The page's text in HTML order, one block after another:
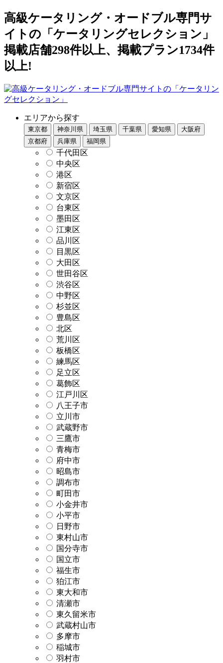
高級ケータリング・オードブル専門サ
イトの「ケータリングセレクション」
掲載店舗298件以上、掲載プラン1734件
以上!
エリアから探す
東京都 神奈川県 埼玉県 千葉県 愛知県
大阪府
京都府
兵庫県 福岡県
千代田区
中央区
港区
新宿区
文京区
台東区
墨田区
江東区
品川区
目黒区
大田区
世田谷区
渋谷区
中野区
杉並区
豊島区
北区
荒川区
板橋区
練馬区
足立区
葛飾区
江戸川区
八王子市
立川市
武蔵野市
三鷹市
青梅市
府中市
昭島市
調布市
町田市
小金井市
小平市
日野市
東村山市
国分寺市
国立市
福生市
狛江市
東大和市
清瀬市
東久留米市
武蔵村山市
多摩市
稲城市
羽村市